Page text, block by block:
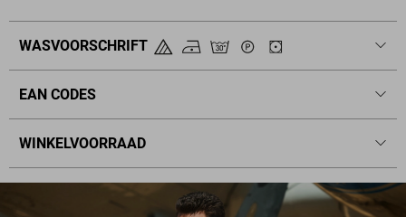
WASVOORSCHRIFT
EAN CODES
WINKELVOORRAAD